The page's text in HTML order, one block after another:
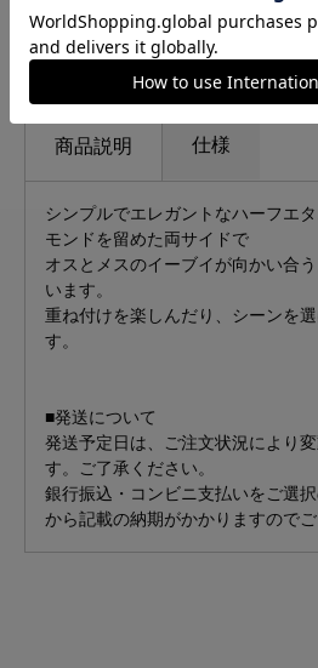
商品説明 仕様
シンプルでエレガントなハーフエ
モンドを留めた両サイドで
オスとメスのイーブイが向かい合
います。
重ね付けを楽しんだり、シーンを
す。
■発送について
発送予定日は、ご注文状況により
す。ご了承ください。
銀行振込・コンビニ支払いをご選
から記載の納期がかかりますのでご